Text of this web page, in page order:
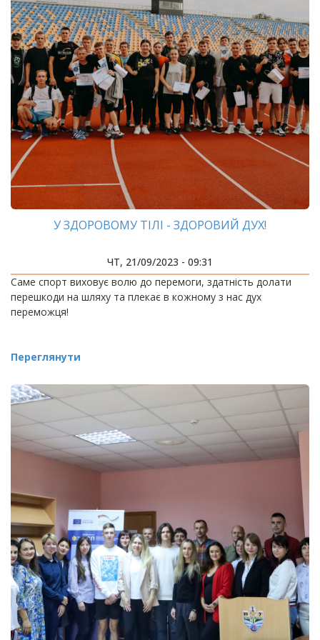
У ЗДОРОВОМУ ТІЛІ - ЗДОРОВИЙ ДУХ!
ЧТ, 21/09/2023 - 09:31
Саме спорт виховує волю до перемоги, здатність долати
перешкоди на шляху та плекає в кожному з нас дух
переможця!
Переглянути